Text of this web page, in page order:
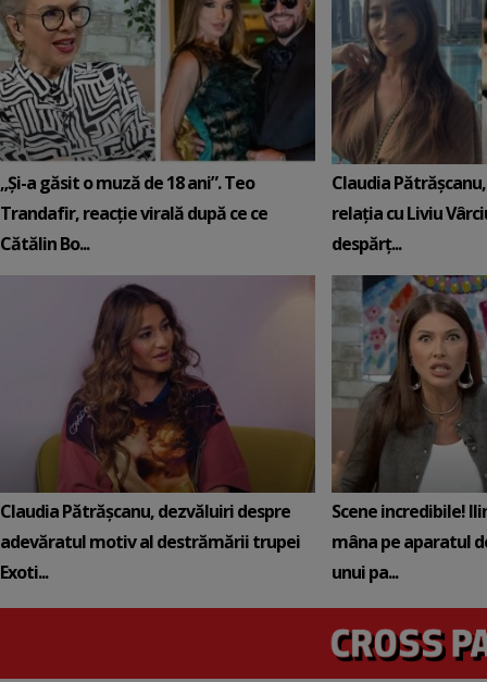
„Și-a găsit o muză de 18 ani”. Teo
Trandafir, reacție virală după ce ce
Cătălin Bo...
Claudia
relația cu Liviu
despărț...
Claudia Pătrășcanu, dezvăluiri despre
adevăratul motiv al destrămării trupei
Exoti...
Scene incredibile!
mâna pe aparatul
unui pa...